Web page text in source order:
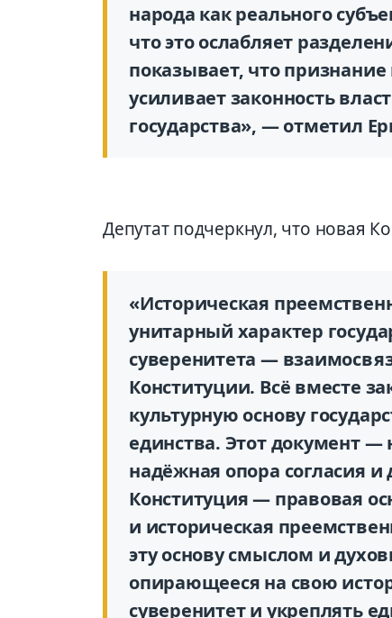
народа как реального
что это ослабляет
показывает, что признание
усиливает законность
государства», — отметил
Депутат подчеркнул, что новая
«Историческая
унитарный характер
суверенитета —
Конституции. Всё вместе
культурную основу
единства. Этот документ —
надёжная опора согласия
Конституция — правовая
и историческая
эту основу смыслом и
опирающееся на свою
суверенитет и укреплять